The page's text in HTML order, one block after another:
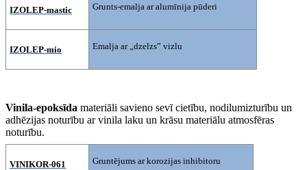
IZOLEP-mastic Grunts-emalja ar alumīnija pūderi
IZOLEP-mio Emalja ar „dzelzs” vizlu
Vinila-epoksīda materiāli savieno sevī cietību, nodilumizturību un
adhēzijas noturību ar vinila laku un krāsu materiālu atmosfēras
noturību.
VINIKOR-061 Gruntējums ar korozijas inhibitoru